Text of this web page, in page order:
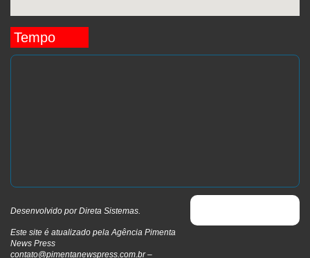
Tempo
Desenvolvido porDireta Sistemas.
Este site é atualizado pela Agência Pimenta
News Press
contato@pimentanewspress.com.br–